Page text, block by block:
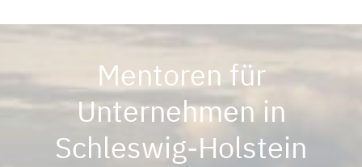
Mentoren für
Unternehmen in
Schleswig-Holstein